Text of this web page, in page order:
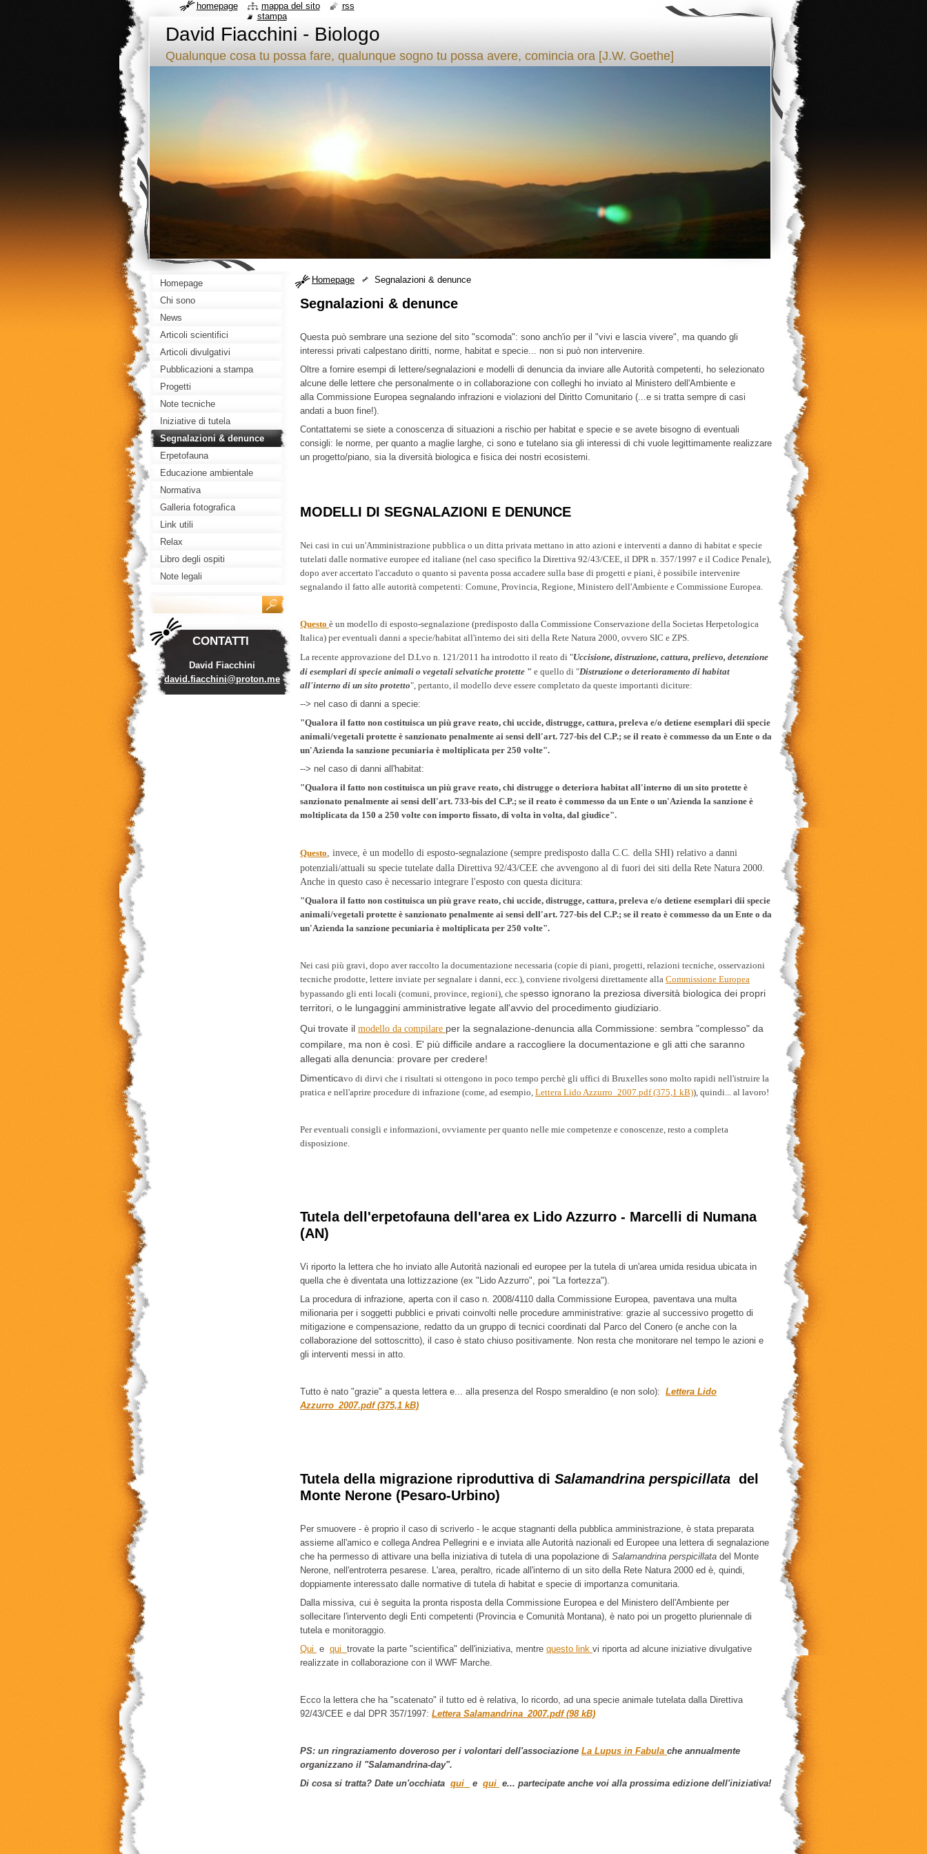
David Fiacchini - Biologo
Qualunque cosa tu possa fare, qualunque sogno tu possa avere, comincia ora [J.W. Goethe]
Homepage Segnalazioni & denunce
Segnalazioni & denunce
Questa può sembrare una sezione del sito "scomoda": sono anch'io per il "vivi e lascia vivere", ma quando gli
interessi privati calpestano diritti, norme, habitat e specie... non si può non intervenire.
Oltre a fornire esempi di lettere/segnalazioni e modelli di denuncia da inviare alle Autorità competenti, ho selezionato
alcune delle lettere che personalmente o in collaborazione con colleghi ho inviato al Ministero dell'Ambiente e
alla Commissione Europea segnalando infrazioni e violazioni del Diritto Comunitario (...e si tratta sempre di casi
andati a buon fine!).
Contattatemi se siete a conoscenza di situazioni a rischio per habitat e specie e se avete bisogno di eventuali
consigli: le norme, per quanto a maglie larghe, ci sono e tutelano sia gli interessi di chi vuole legittimamente realizzare
un progetto/piano, sia la diversità biologica e fisica dei nostri ecosistemi.
MODELLI DI SEGNALAZIONI E DENUNCE
Nei casi in cui un'Amministrazione pubblica o un ditta privata mettano in atto azioni e interventi a danno di habitat e specie
tutelati dalle normative europee ed italiane (nel caso specifico la Direttiva 92/43/CEE, il DPR n. 357/1997 e il Codice Penale),
dopo aver accertato l'accaduto o quanto si paventa possa accadere sulla base di progetti e piani, è possibile intervenire
segnalando il fatto alle autorità competenti: Comune, Provincia, Regione, Ministero dell'Ambiente e Commissione Europea.
Questo è un modello di esposto-segnalazione (predisposto dalla Commissione Conservazione della Societas Herpetologica
Italica) per eventuali danni a specie/habitat all'interno dei siti della Rete Natura 2000, ovvero SIC e ZPS.
La recente approvazione del D.Lvo n. 121/2011 ha introdotto il reato di "Uccisione, distruzione, cattura, prelievo, detenzione
di esemplari di specie animali o vegetali selvatiche protette " e quello di "Distruzione o deterioramento di habitat
all'interno di un sito protetto", pertanto, il modello deve essere completato da queste importanti diciture:
--> nel caso di danni a specie:
"Qualora il fatto non costituisca un più grave reato, chi uccide, distrugge, cattura, preleva e/o detiene esemplari dii specie
animali/vegetali protette è sanzionato penalmente ai sensi dell'art. 727-bis del C.P.; se il reato è commesso da un Ente o da
un'Azienda la sanzione pecuniaria è moltiplicata per 250 volte".
--> nel caso di danni all'habitat:
"Qualora il fatto non costituisca un più grave reato, chi distrugge o deteriora habitat all'interno di un sito protette è
sanzionato penalmente ai sensi dell'art. 733-bis del C.P.; se il reato è commesso da un Ente o un'Azienda la sanzione è
moltiplicata da 150 a 250 volte con importo fissato, di volta in volta, dal giudice".
Questo, invece, è un modello di esposto-segnalazione (sempre predisposto dalla C.C. della SHI) relativo a danni
potenziali/attuali su specie tutelate dalla Direttiva 92/43/CEE che avvengono al di fuori dei siti della Rete Natura 2000.
Anche in questo caso è necessario integrare l'esposto con questa dicitura:
"Qualora il fatto non costituisca un più grave reato, chi uccide, distrugge, cattura, preleva e/o detiene esemplari dii specie
animali/vegetali protette è sanzionato penalmente ai sensi dell'art. 727-bis del C.P.; se il reato è commesso da un Ente o da
un'Azienda la sanzione pecuniaria è moltiplicata per 250 volte".
Nei casi più gravi, dopo aver raccolto la documentazione necessaria (copie di piani, progetti, relazioni tecniche, osservazioni
tecniche prodotte, lettere inviate per segnalare i danni, ecc.), conviene rivolgersi direttamente alla Commissione Europea
bypassando gli enti locali (comuni, province, regioni), che spesso ignorano la preziosa diversità biologica dei propri
territori, o le lungaggini amministrative legate all'avvio del procedimento giudiziario.
Qui trovate il modello da compilare per la segnalazione-denuncia alla Commissione: sembra "complesso" da
compilare, ma non è così. E' più difficile andare a raccogliere la documentazione e gli atti che saranno
allegati alla denuncia: provare per credere!
Dimenticavo di dirvi che i risultati si ottengono in poco tempo perchè gli uffici di Bruxelles sono molto rapidi nell'istruire la
pratica e nell'aprire procedure di infrazione (come, ad esempio, Lettera Lido Azzurro_2007.pdf (375,1 kB)), quindi... al lavoro!
Per eventuali consigli e informazioni, ovviamente per quanto nelle mie competenze e conoscenze, resto a completa
disposizione.
Tutela dell'erpetofauna dell'area ex Lido Azzurro - Marcelli di Numana
(AN)
Vi riporto la lettera che ho inviato alle Autorità nazionali ed europee per la tutela di un'area umida residua ubicata in
quella che è diventata una lottizzazione (ex "Lido Azzurro", poi "La fortezza").
La procedura di infrazione, aperta con il caso n. 2008/4110 dalla Commissione Europea, paventava una multa
milionaria per i soggetti pubblici e privati coinvolti nelle procedure amministrative: grazie al successivo progetto di
mitigazione e compensazione, redatto da un gruppo di tecnici coordinati dal Parco del Conero (e anche con la
collaborazione del sottoscritto), il caso è stato chiuso positivamente. Non resta che monitorare nel tempo le azioni e
gli interventi messi in atto.
Tutto è nato "grazie" a questa lettera e... alla presenza del Rospo smeraldino (e non solo): Lettera Lido
Azzurro_2007.pdf (375,1 kB)
Tutela della migrazione riproduttiva di Salamandrina perspicillata del
Monte Nerone (Pesaro-Urbino)
Per smuovere - è proprio il caso di scriverlo - le acque stagnanti della pubblica amministrazione, è stata preparata
assieme all'amico e collega Andrea Pellegrini e e inviata alle Autorità nazionali ed Europee una lettera di segnalazione
che ha permesso di attivare una bella iniziativa di tutela di una popolazione di Salamandrina perspicillata del Monte
Nerone, nell'entroterra pesarese. L'area, peraltro, ricade all'interno di un sito della Rete Natura 2000 ed è, quindi,
doppiamente interessato dalle normative di tutela di habitat e specie di importanza comunitaria.
Dalla missiva, cui è seguita la pronta risposta della Commissione Europea e del Ministero dell'Ambiente per
sollecitare l'intervento degli Enti competenti (Provincia e Comunità Montana), è nato poi un progetto pluriennale di
tutela e monitoraggio.
Qui e qui trovate la parte "scientifica" dell'iniziativa, mentre questo link vi riporta ad alcune iniziative divulgative
realizzate in collaborazione con il WWF Marche.
Ecco la lettera che ha "scatenato" il tutto ed è relativa, lo ricordo, ad una specie animale tutelata dalla Direttiva
92/43/CEE e dal DPR 357/1997: Lettera Salamandrina_2007.pdf (98 kB)
PS: un ringraziamento doveroso per i volontari dell'associazione La Lupus in Fabula che annualmente
organizzano il "Salamandrina-day".
Di cosa si tratta? Date un'occhiata qui e qui e... partecipate anche voi alla prossima edizione dell'iniziativa!
Homepage
Chi sono
News
Articoli scientifici
Articoli divulgativi
Pubblicazioni a stampa
editoriale
Progetti
Note tecniche
Iniziative di tutela
Segnalazioni & denunce
Erpetofauna
Educazione ambientale
Normativa
Galleria fotografica
Link utili
Relax
Libro degli ospiti
Note legali
CONTATTI
David Fiacchini
david.fiacchini@proton.me
homepage mappa del sito
rss
stampa